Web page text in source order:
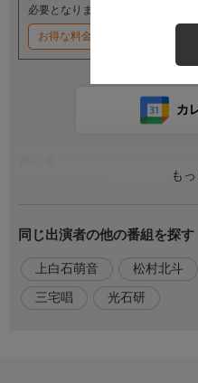
必要となります。
お得な料金割引キャンペーン実施
も
カ
月に1度、PMS(月経前症候群)
しまう藤沢さん。それが原因
めることになった彼女は転職
小さな会社で働いていた。し
同じ出演者の他の番組を探す
上白石萌音 松村北斗
三宅唱 光石研